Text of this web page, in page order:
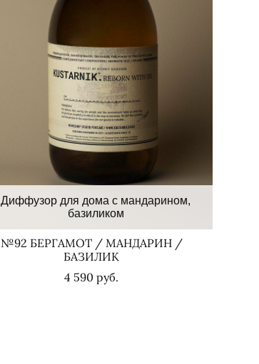
Диффузор для дома с мандарином,
базиликом
№92 БЕРГАМОТ / МАНДАРИН /
БАЗИЛИК
4 590 pуб.